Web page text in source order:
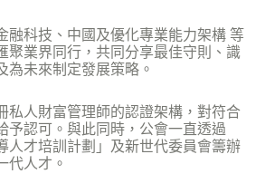
融科技、中國及優化專業能力架構 等
聚業界同行，共同分享最佳守則、識
為未來制定發展策略。
私人財富管理師的認證架構，對符合
予認可。與此同時，公會一直透過
人才培訓計劃」及新世代委員會籌辦
代人才。